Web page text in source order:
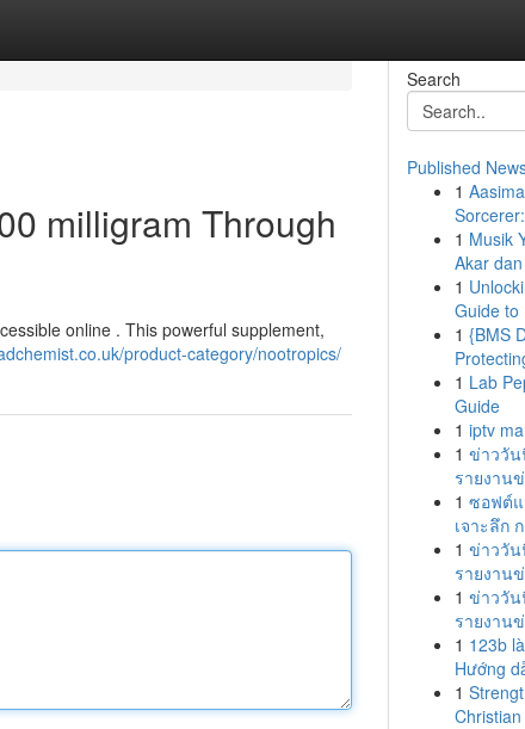
milligram Through
online . This powerful supplement,
product-category/nootropics/
Search
Published
1
1 Musik
Akar
1
Guide to
1 {BMS
1 Lab
Guide
1 iptv
1 ข่าววัน
รายงาน
1 ซอฟต์แ
เจาะลึก
1 ข่าววัน
รายงาน
1 ข่าววัน
รายงาน
1 123b
Hướng
1